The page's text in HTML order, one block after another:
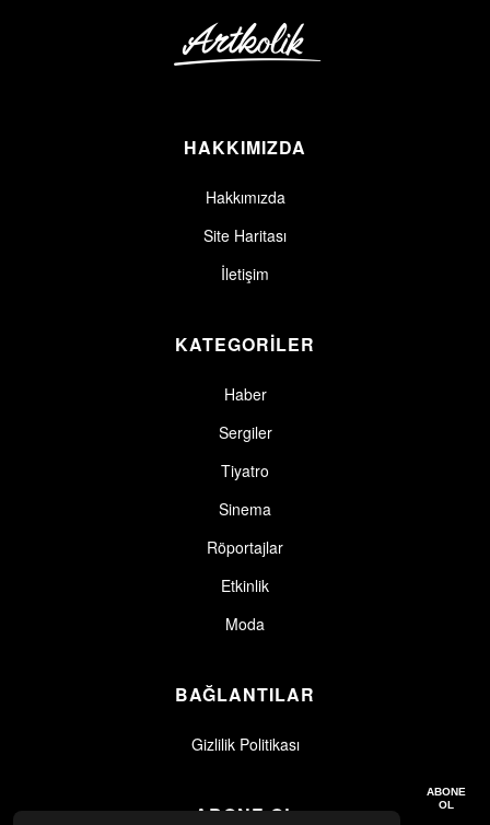
HAKKIMIZDA
Hakkımızda
Site Haritası
İletişim
KATEGORİLER
Haber
Sergiler
Tiyatro
Sinema
Röportajlar
Etkinlik
Moda
BAĞLANTILAR
Gizlilik Politikası
ABONE OL
ABONE
OL